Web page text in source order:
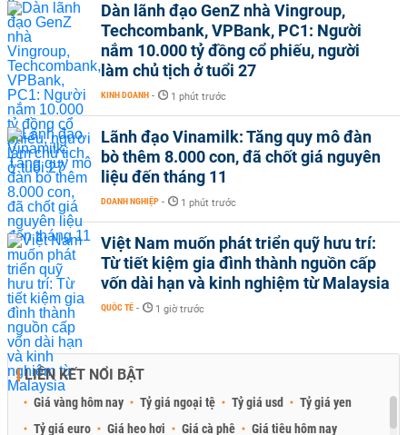
Dàn lãnh đạo GenZ nhà Vingroup,
Techcombank, VPBank, PC1: Người
nắm 10.000 tỷ đồng cổ phiếu, người
làm chủ tịch ở tuổi 27
KINH DOANH - 1 phút trước
Lãnh đạo Vinamilk: Tăng quy mô đàn
bò thêm 8.000 con, đã chốt giá nguyên
liệu đến tháng 11
DOANH NGHIỆP - 1 phút trước
Việt Nam muốn phát triển quỹ hưu trí:
Từ tiết kiệm gia đình thành nguồn cấp
vốn dài hạn và kinh nghiệm từ Malaysia
QUỐC TẾ - 1 giờ trước
LIÊN KẾT NỔI BẬT
Giá vàng hôm nay Tỷ giá ngoại tệ Tỷ giá usd
Tỷ giá yen
Tỷ giá euro
Giá heo hơi Giá cà phê Giá tiêu hôm nay